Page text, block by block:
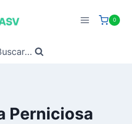
0
Perniciosa